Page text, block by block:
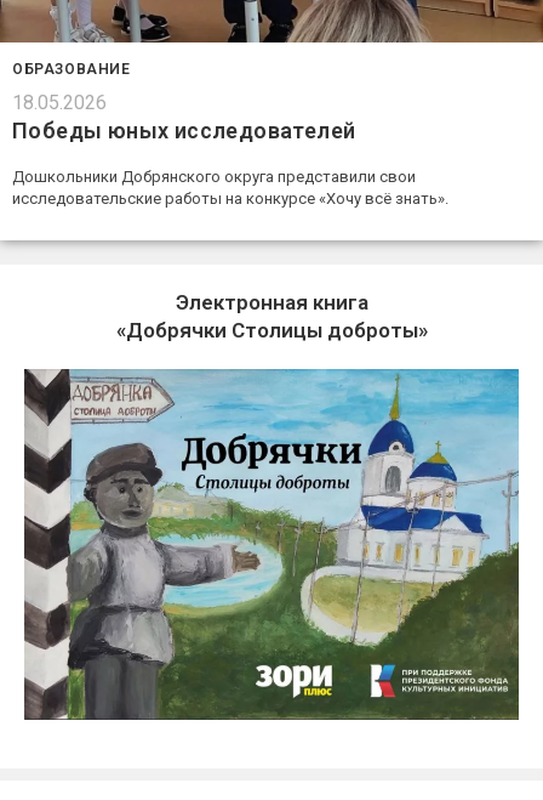
ОБРАЗОВАНИЕ
18.05.2026
Победы юных исследователей
Дошкольники Добрянского округа представили свои
исследовательские работы на конкурсе «Хочу всё знать».
Электронная книга
«Добрячки Столицы доброты»